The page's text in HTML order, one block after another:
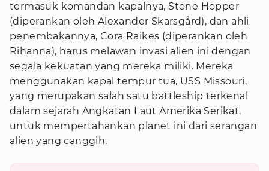
termasuk komandan kapalnya, Stone Hopper
(diperankan oleh Alexander Skarsgård), dan ahli
penembakannya, Cora Raikes (diperankan oleh
Rihanna), harus melawan invasi alien ini dengan
segala kekuatan yang mereka miliki. Mereka
menggunakan kapal tempur tua, USS Missouri,
yang merupakan salah satu battleship terkenal
dalam sejarah Angkatan Laut Amerika Serikat,
untuk mempertahankan planet ini dari serangan
alien yang canggih.